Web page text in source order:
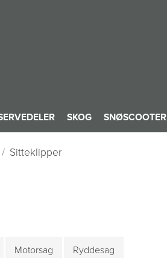
SKOG SNØSCOOTER
Sitteklipper
Motorsag Ryddesag